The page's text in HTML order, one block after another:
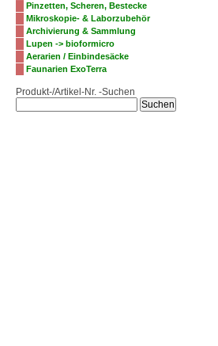
Pinzetten, Scheren, Bestecke
Mikroskopie- & Laborzubehör
Archivierung & Sammlung
Lupen -> bioformicro
Aerarien / Einbindesäcke
Faunarien ExoTerra
Produkt-/Artikel-Nr. -Suchen